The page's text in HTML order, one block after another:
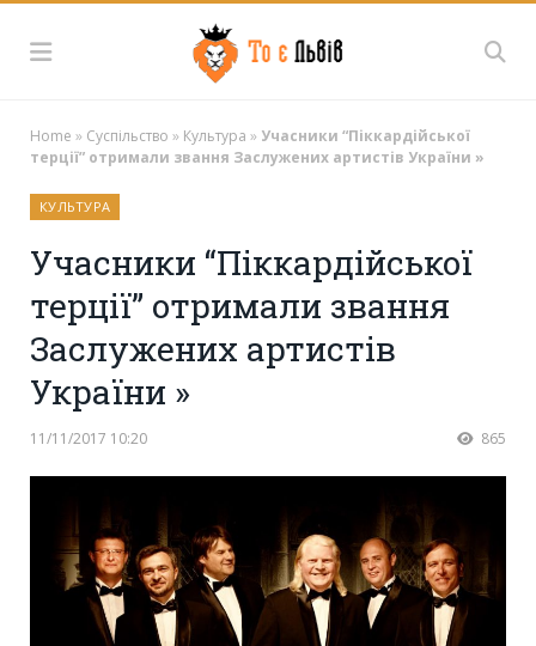
Home » Суспільство » Культура » Учасники “Піккардійської
терції” отримали звання Заслужених артистів України »
КУЛЬТУРА
Учасники “Піккардійської
терції” отримали звання
Заслужених артистів
України »
11/11/2017 10:20 865